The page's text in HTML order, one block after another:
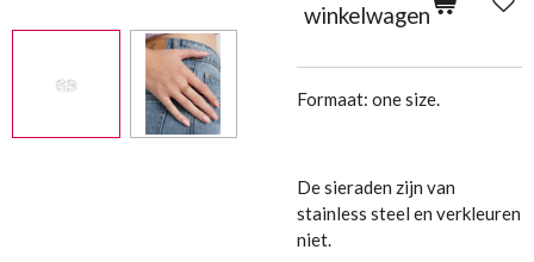
winkelwagen
Formaat: one size.
De sieraden zijn van
stainless steel en verkleuren
niet.